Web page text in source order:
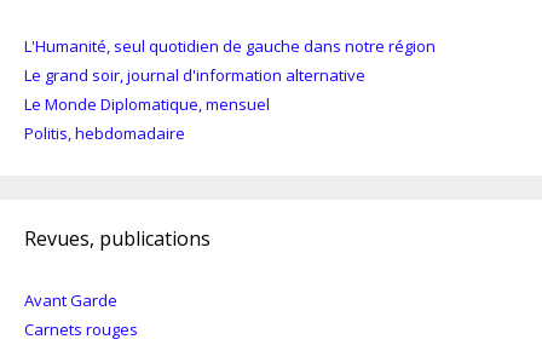
L'Humanité, seul quotidien de gauche dans notre région
Le grand soir, journal d'information alternative
Le Monde Diplomatique, mensuel
Politis, hebdomadaire
Revues, publications
Avant Garde
Carnets rouges